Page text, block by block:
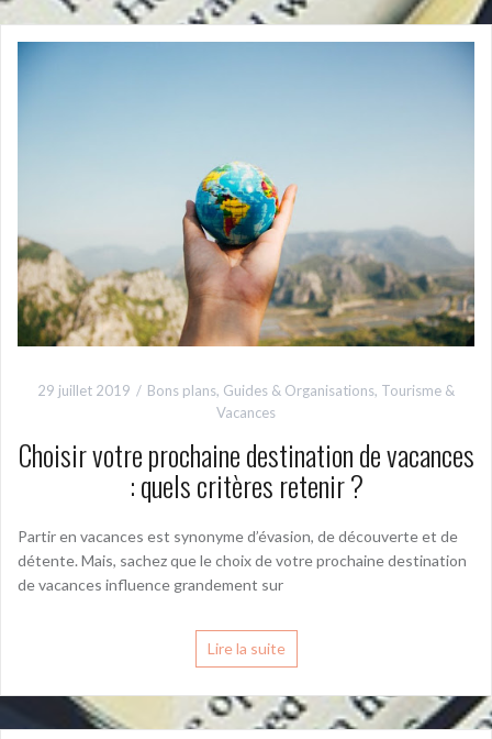
29 juillet 2019 Bons plans, Guides & Organisations, Tourisme &
Vacances
Choisir votre prochaine destination de vacances
: quels critères retenir ?
Partir en vacances est synonyme d’évasion, de découverte et de
détente. Mais, sachez que le choix de votre prochaine destination
de vacances influence grandement sur
Lire la suite